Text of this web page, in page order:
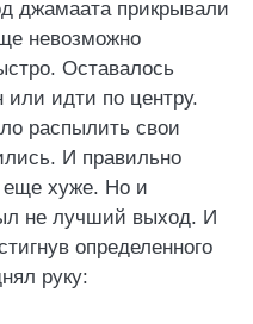
джамаата прикрывали
невозможно
Оставалось
или идти по центру.
распылить свои
И правильно
хуже. Но и
не лучший выход. И
определенного
руку: